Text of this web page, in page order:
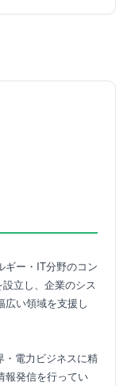
ギー・IT分野のコン
立し、企業のシス
広い領域を支援し
・電力ビジネスに精
報発信を行ってい